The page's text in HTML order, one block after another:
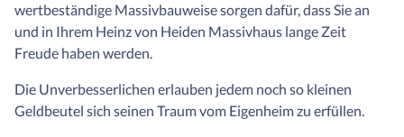
wertbeständige Massivbauweise sorgen dafür, dass Sie an
und in Ihrem Heinz von Heiden Massivhaus lange Zeit
Freude haben werden.
Die Unverbesserlichen erlauben jedem noch so kleinen
Geldbeutel sich seinen Traum vom Eigenheim zu erfüllen.